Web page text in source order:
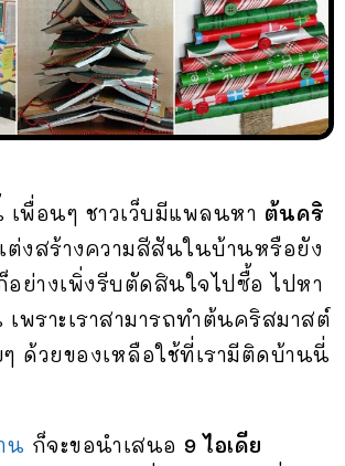
พื่อนๆ ชาวเว็บมีแพลนหา ต้นคริ
ต่งสร้างความสีสันในบ้านหรือยัง
อย่างเพิ่งรีบตัดสินใจไปซื้อ ไปหา
เพราะเราสามารถทำต้นคริสมาสต์
ๆ ด้วยของเหลือใช้ที่เรามีติดบ้านนี่
น ก็จะขอนำเสนอ 9 ไอเดีย